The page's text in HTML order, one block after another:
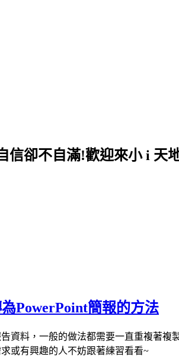
信卻不自滿!歡迎來小 i 天
PowerPoint簡報的方法
資料，一般的做法都需要一直重複著
或有興趣的人不妨跟著練習看看~